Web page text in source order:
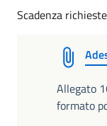
Scadenza
Allegato
formato